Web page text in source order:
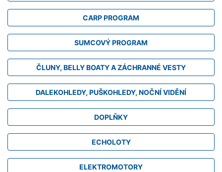
CARP PROGRAM
SUMCOVÝ PROGRAM
ČLUNY, BELLY BOATY A ZÁCHRANNÉ VESTY
DALEKOHLEDY, PUŠKOHLEDY, NOČNÍ VIDĚNÍ
DOPLŇKY
ECHOLOTY
ELEKTROMOTORY